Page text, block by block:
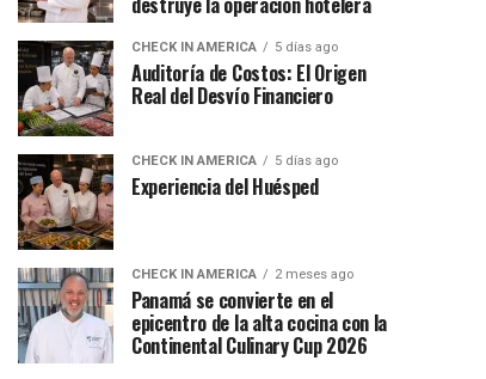
CHECK IN AMERICA 5 días ago
Auditoría de Costos: El Origen
Real del Desvío Financiero
CHECK IN AMERICA 5 días ago
Experiencia del Huésped
CHECK IN AMERICA 2 meses ago
Panamá se convierte en el
epicentro de la alta cocina con la
Continental Culinary Cup 2026